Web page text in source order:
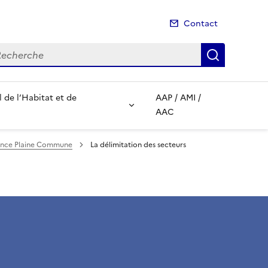
Contact
de l’Habitat et de
AAP / AMI /
AAC
Plaine Commune
La délimitation des secteurs